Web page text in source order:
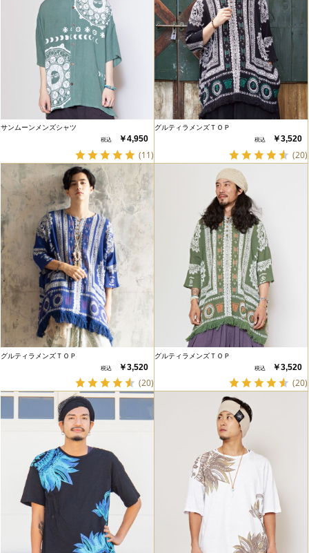
サンムーンメンズシャツ
￥4,950
(11)
グルティラメンズＴＯＰ
￥3,520
(20)
グルティラメンズＴＯＰ
￥3,520
(20)
グルティラメンズＴＯＰ
￥3,520
(20)